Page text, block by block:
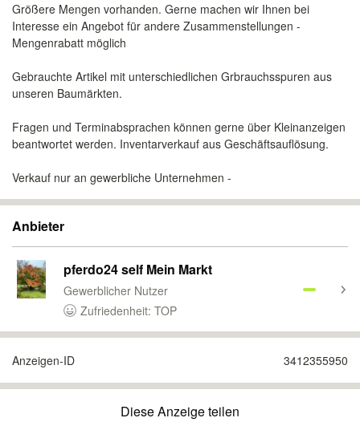
Größere Mengen vorhanden. Gerne machen wir Ihnen bei
Interesse ein Angebot für andere Zusammenstellungen -
Mengenrabatt möglich
Gebrauchte Artikel mit unterschiedlichen Grbrauchsspuren aus
unseren Baumärkten.
Fragen und Terminabsprachen können gerne über Kleinanzeigen
beantwortet werden. Inventarverkauf aus Geschäftsauflösung.
Verkauf nur an gewerbliche Unternehmen -
Anbieter
pferdo24 self Mein Markt
Gewerblicher Nutzer
Zufriedenheit: TOP
Anzeigen-ID 3412355950
Diese Anzeige teilen